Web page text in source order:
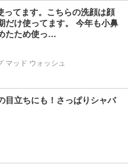
ってます。こちらの洗顔は顔
だけ使ってます。 今年も小鼻
たため使っ…
マッド ウォッシュ
目立ちにも！さっぱりシャバ